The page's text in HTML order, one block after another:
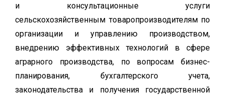
и консультационные услуги
сельскохозяйственным товаропроизводителям по
организации и управлению производством,
внедрению эффективных технологий в сфере
аграрного производства, по вопросам бизнес-
планирования, бухгалтерского учета,
законодательства и получения государственной